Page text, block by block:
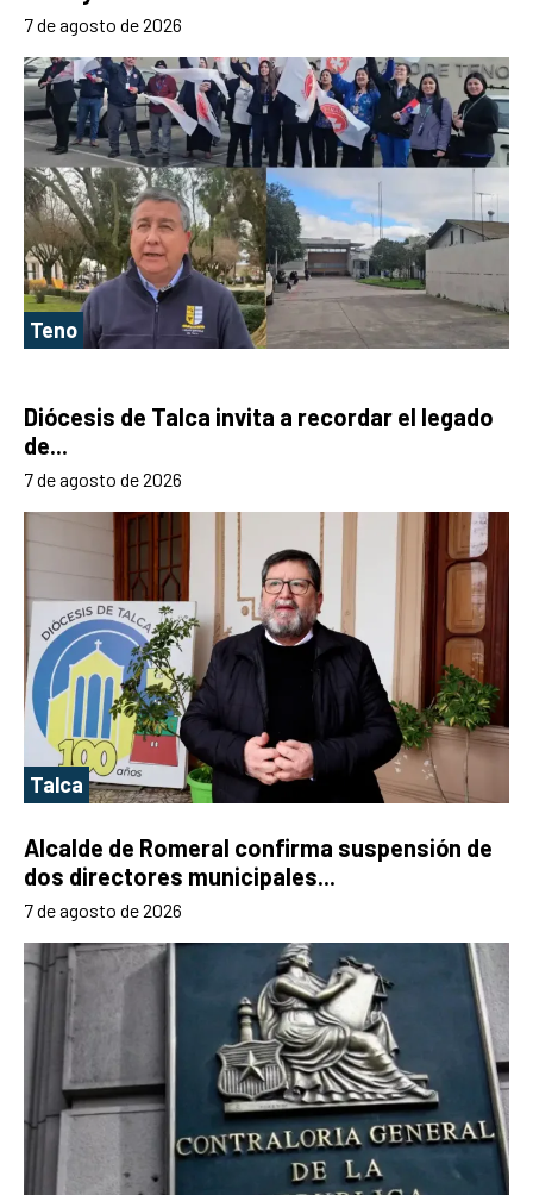
7 de agosto de 2026
Teno
Diócesis de Talca invita a recordar el legado
de...
7 de agosto de 2026
Talca
Alcalde de Romeral confirma suspensión de
dos directores municipales...
7 de agosto de 2026